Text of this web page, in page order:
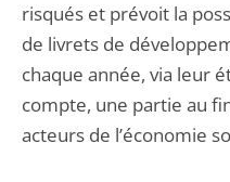
risqués et prévoit la
de livrets de
chaque année, via leur
compte, une partie au
acteurs de l’économie